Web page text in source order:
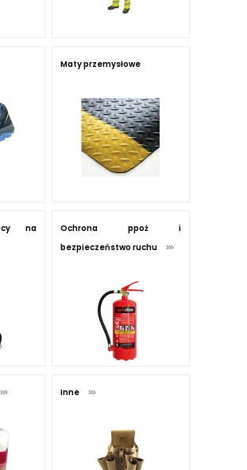
Maty przemysłowe
na
Ochrona ppoż i
bezpieczeństwo ruchu
Inne